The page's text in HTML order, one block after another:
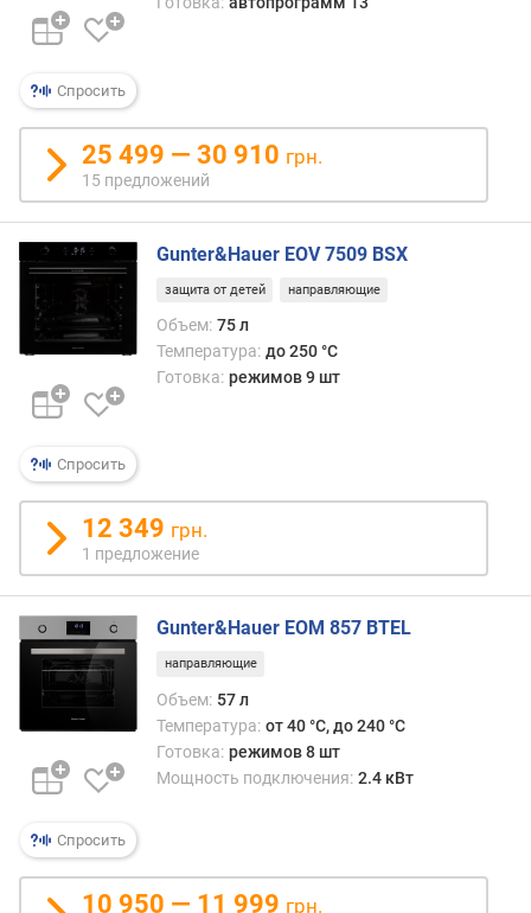
т
д
р
о
и
д
е
в
м
о
о
з
а
м
п
д
а
т
д
о
б
Спросить
25 499 — 30 910 грн.
15 предложений
Спросить
Gunter&Hauer EOV 7509 BSX
защита от детей направляющие
Объем: 75 л
Температура: до 250 °C
Готовка: режимов 9 шт
12 349 грн.
1 предложение
Спросить
Gunter&Hauer EOM 857 BTEL
направляющие
Объем: 57 л
Температура: от 40 °C, до 240 °C
Готовка: режимов 8 шт
Мощность подключения: 2.4 кВт
10 950 — 11 999 грн.